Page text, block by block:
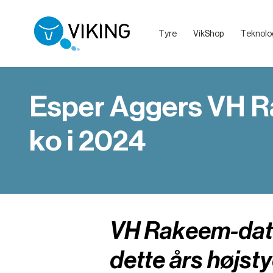
Tyre VikShop
Esper Aggers VH
ko i 2024
VH Rakeem-
dette års